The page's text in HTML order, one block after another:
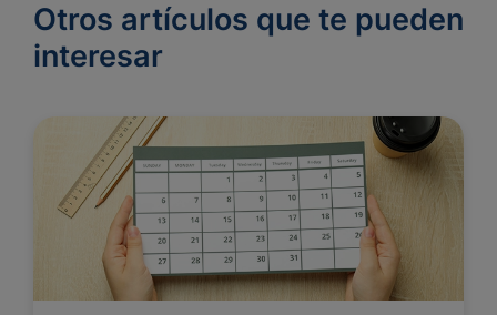
Otros artículos que te pueden
interesar